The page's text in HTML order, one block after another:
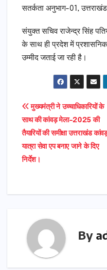
सतर्कता अनुभाग-01,
संयुक्त सचिव राजेन्द्र सिंह
के साथ ही प्रदेश में
उम्मीद जताई जा रही है।
Post
navigation
मुख्यमंत्री ने उच्चाधिकारियों के
साथ की कांवड़ मेला-2025 की
तैयारियों की समीक्षा उत्तराखंड
यात्रा सेवा एप बनाए जाने के दिए
निर्देश।
By